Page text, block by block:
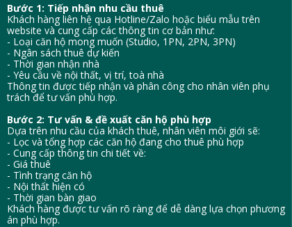
Bước 1: Tiếp nhận nhu cầu thuê
Khách hàng liên hệ qua Hotline/Zalo hoặc biểu mẫu trên
website và cung cấp các thông tin cơ bản như:
- Loại căn hộ mong muốn (Studio, 1PN, 2PN, 3PN)
- Ngân sách thuê dự kiến
- Thời gian nhận nhà
- Yêu cầu về nội thất, vị trí, toà nhà
Thông tin được tiếp nhận và phân công cho nhân viên phụ
trách để tư vấn phù hợp.
Bước 2: Tư vấn & đề xuất căn hộ phù hợp
Dựa trên nhu cầu của khách thuê, nhân viên môi giới sẽ:
- Lọc và tổng hợp các căn hộ đang cho thuê phù hợp
- Cung cấp thông tin chi tiết về:
- Giá thuê
- Tình trạng căn hộ
- Nội thất hiện có
- Thời gian bàn giao
Khách hàng được tư vấn rõ ràng để dễ dàng lựa chọn phương
án phù hợp.